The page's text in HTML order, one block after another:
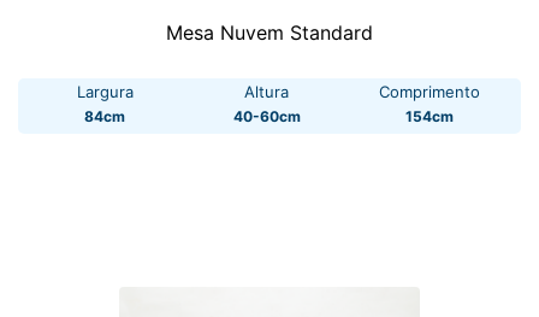
Mesa Nuvem Standard
Largura
84cm
Altura
40-60cm
Comprimento
154cm